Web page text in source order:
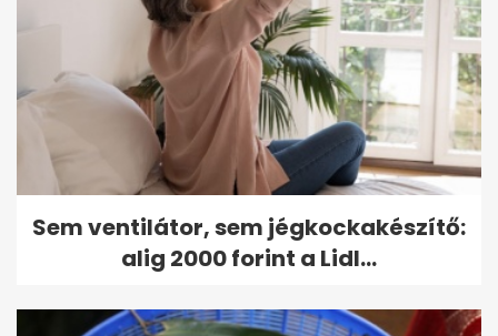
Sem ventilátor, sem jégkockakészítő:
alig 2000 forint a Lidl...